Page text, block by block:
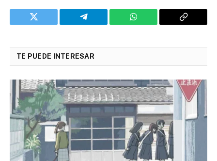
Twitter Telegram WhatsApp
Copy
TE PUEDE INTERESAR